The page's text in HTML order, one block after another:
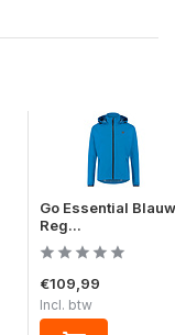
Go Essential Blauw
Reg...
€109,99
Incl. btw